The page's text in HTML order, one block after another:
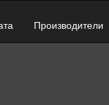
Производители